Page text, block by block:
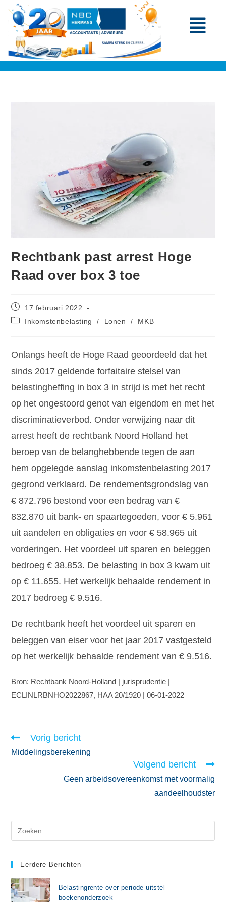
Rechtbank past arrest Hoge
Raad over box 3 toe
17 februari 2022
Inkomstenbelasting
/ Lonen / MKB
Onlangs heeft de Hoge Raad geoordeeld dat het
sinds 2017 geldende forfaitaire stelsel van
belastingheffing in box 3 in strijd is met het recht
op het ongestoord genot van eigendom en met het
discriminatieverbod. Onder verwijzing naar dit
arrest heeft de rechtbank Noord Holland het
beroep van de belanghebbende tegen de aan
hem opgelegde aanslag inkomstenbelasting 2017
gegrond verklaard. De rendementsgrondslag van
€ 872.796 bestond voor een bedrag van €
832.870 uit bank- en spaartegoeden, voor € 5.961
uit aandelen en obligaties en voor € 58.965 uit
vorderingen. Het voordeel uit sparen en beleggen
bedroeg € 38.853. De belasting in box 3 kwam uit
op € 11.655. Het werkelijk behaalde rendement in
2017 bedroeg € 9.516.
De rechtbank heeft het voordeel uit sparen en
beleggen van eiser voor het jaar 2017 vastgesteld
op het werkelijk behaalde rendement van € 9.516.
Bron: Rechtbank Noord-Holland | jurisprudentie |
ECLINLRBNHO2022867, HAA 20/1920 | 06-01-2022
Vorig bericht
Middelingsberekening
Volgend bericht
Geen arbeidsovereenkomst met voormalig
aandeelhoudster
Eerdere Berichten
Belastingrente over periode uitstel
boekenonderzoek